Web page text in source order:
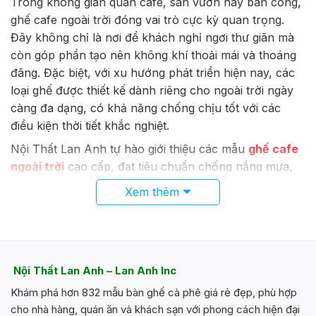
nhiều
biến
thể.
Các
tùy
chọn
có
thể
được
trên
trang
ghế cafe ngoài trời đóng vai trò cực kỳ quan trọng.
Đây không chỉ là nơi để khách nghỉ ngơi thư giãn mà
còn góp phần tạo nên không khí thoải mái và thoáng
đãng. Đặc biệt, với xu hướng phát triển hiện nay, các
loại ghế được thiết kế dành riêng cho ngoài trời ngày
càng đa dạng, có khả năng chống chịu tốt với các
điều kiện thời tiết khắc nghiệt.
Nội Thất Lan Anh tự hào giới thiệu các mẫu ghế cafe
ngoài trời cao cấp, đạt tiêu chuẩn chống nắng mưa,
phù hợp với mọi không gian sân vườn, ban công hoặc
mặt tiền. Những mẫu mã này không chỉ có độ bền
Tổng quan về ghế cafe ngoài trời
Trước khi đi vào chi tiết các mẫu mã, cần hiểu rõ về
Xem thêm
Nội Thất Lan Anh – Lan Anh Inc
Khám phá hơn 832 mẫu bàn ghế cà phê giá rẻ đẹp, phù hợp
cho nhà hàng, quán ăn và khách sạn với phong cách hiện đại